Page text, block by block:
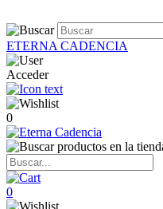
ETERNA CADENCIA
Acceder
0
0